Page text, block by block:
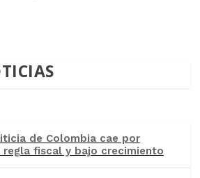
de Colombia cae por
regla fiscal y bajo crecimiento